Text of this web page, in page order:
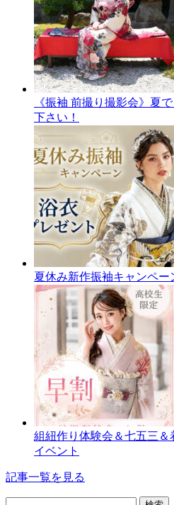
《振袖 前撮り撮影会》夏
下さい！
夏休み新作振袖キャンペー
組紐作り体験会＆七五三
イベント
記事一覧を見る